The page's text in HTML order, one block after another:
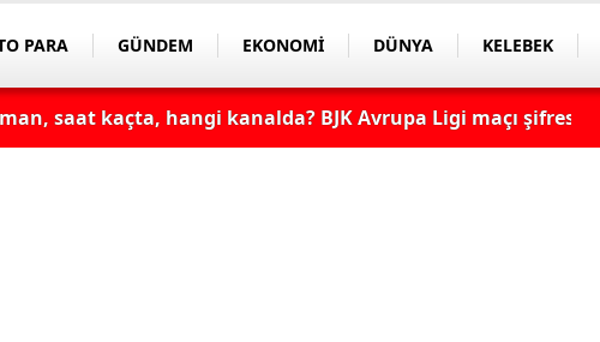
PARA GÜNDEM EKONOMİ DÜNYA KELEBEK
saat kaçta, hangi kanalda? BJK Avrupa Ligi maçı şifresiz
şifresiz, HD canlı yayın
Saat Kaçta, Hangi Kanalda? TV100 Şifresiz Canlı Maç İzle